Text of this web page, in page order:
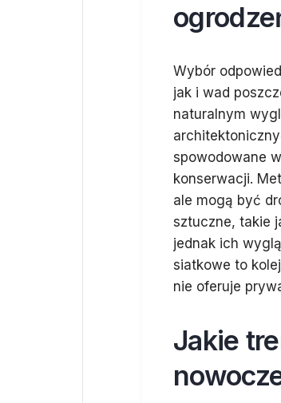
Wybór
jak i wad
naturalnym
spowodowane
konserwacji.
ale mogą być
sztuczne, takie
jednak ich
siatkowe to
nie oferuje
Jakie